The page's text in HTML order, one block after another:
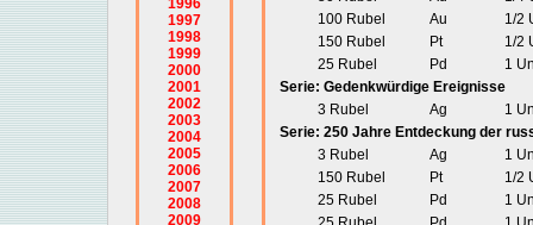
1996
1997
1998
1999
2000
2001
2002
2003
2004
2005
2006
2007
2008
2009
100 Rubel
Au
1/2
150 Rubel
Pt
1/2
25 Rubel
Pd
1
Serie: Gedenkwürdige Ereignisse
3 Rubel
Ag
1
Serie: 250 Jahre Entdeckung der
3 Rubel
Ag
1
150 Rubel
Pt
1/2
25 Rubel
Pd
1